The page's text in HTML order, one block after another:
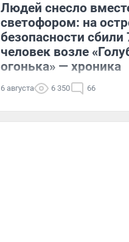
Людей снесло
светофором: на
безопасности сбили
человек возле
огонька» — хроника
6 августа 6 350 66